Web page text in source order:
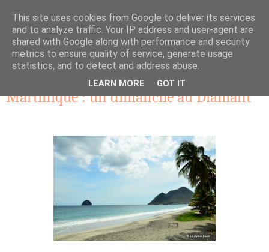
vendredi 3 mai 2013
Martinique : un dimanche au Diamant
This site uses cookies from Google to deliver its services
and to analyze traffic. Your IP address and user-agent are
shared with Google along with performance and security
metrics to ensure quality of service, generate usage
statistics, and to detect and address abuse.
LEARN MORE GOT IT